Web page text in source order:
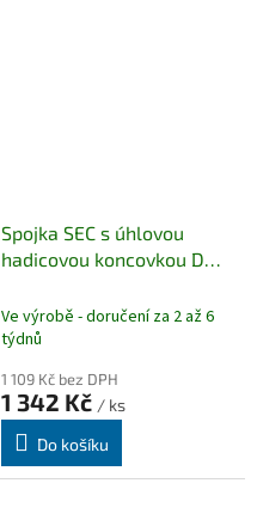
Spojka SEC s úhlovou
hadicovou koncovkou DN
Ve výrobě - doručení za 2 až 6
týdnů
1 109 Kč bez DPH
1 342 Kč / ks
Do košíku